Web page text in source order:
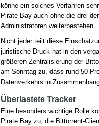
könne ein solches Verfahren
Pirate Bay auch ohne die drei
Administratoren weiterbestehen.
Nicht jeder teilt diese
juristische Druck hat in den
größeren Zentralisierung der
am Sonntag zu, dass rund 50
Datenverkehrs in
Überlastete Tracker
Eine besonders wichtige Rolle
Pirate Bay zu, die Bittorrent-